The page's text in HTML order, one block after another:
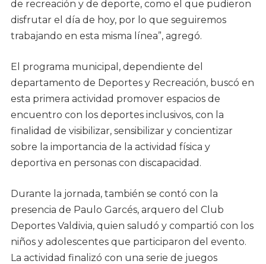
de recreación y de deporte, como el que pudieron
disfrutar el día de hoy, por lo que seguiremos
trabajando en esta misma línea”, agregó.
El programa municipal, dependiente del
departamento de Deportes y Recreación, buscó en
esta primera actividad promover espacios de
encuentro con los deportes inclusivos, con la
finalidad de visibilizar, sensibilizar y concientizar
sobre la importancia de la actividad física y
deportiva en personas con discapacidad.
Durante la jornada, también se contó con la
presencia de Paulo Garcés, arquero del Club
Deportes Valdivia, quien saludó y compartió con los
niños y adolescentes que participaron del evento.
La actividad finalizó con una serie de juegos